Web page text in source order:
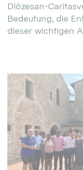
Diözesan-
Bedeutung, die
dieser wichtigen